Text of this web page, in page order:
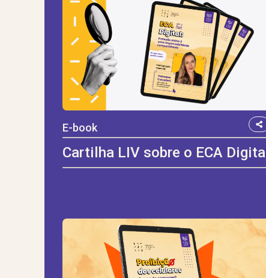
E-book
Cartilha LIV sobre o ECA Digital